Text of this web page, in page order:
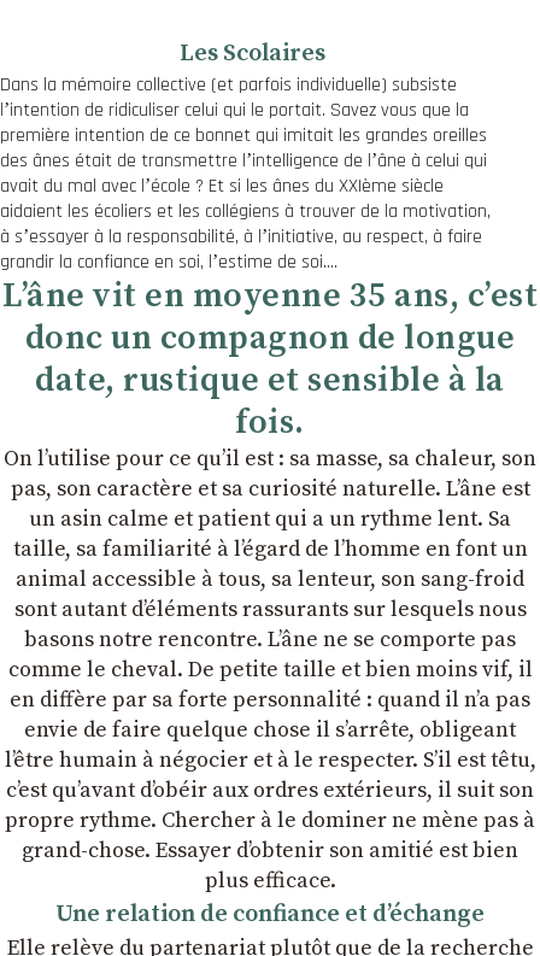
Les Scolaires
Dans la mémoire collective (et parfois individuelle) subsiste
lʼintention de ridiculiser celui qui le portait. Savez vous que la
première intention de ce bonnet qui imitait les grandes oreilles
des ânes était de transmettre lʼintelligence de lʼâne à celui qui
avait du mal avec lʼécole ? Et si les ânes du XXIème siècle
aidaient les écoliers et les collégiens à trouver de la motivation,
à sʼessayer à la responsabilité, à lʼinitiative, au respect, à faire
grandir la confiance en soi, lʼestime de soi….
Lʼâne vit en moyenne 35 ans, cʼest
donc un compagnon de longue
date, rustique et sensible à la
fois.
On lʼutilise pour ce quʼil est : sa masse, sa chaleur, son
pas, son caractère et sa curiosité naturelle. Lʼâne est
un asin calme et patient qui a un rythme lent. Sa
taille, sa familiarité à lʼégard de lʼhomme en font un
animal accessible à tous, sa lenteur, son sang-froid
sont autant dʼéléments rassurants sur lesquels nous
basons notre rencontre. Lʼâne ne se comporte pas
comme le cheval. De petite taille et bien moins vif, il
en diffère par sa forte personnalité : quand il nʼa pas
envie de faire quelque chose il sʼarrête, obligeant
lʼêtre humain à négocier et à le respecter. Sʼil est têtu,
cʼest quʼavant dʼobéir aux ordres extérieurs, il suit son
propre rythme. Chercher à le dominer ne mène pas à
grand-chose. Essayer dʼobtenir son amitié est bien
plus efficace.
Une relation de confiance et dʼéchange
Elle relève du partenariat plutôt que de la recherche